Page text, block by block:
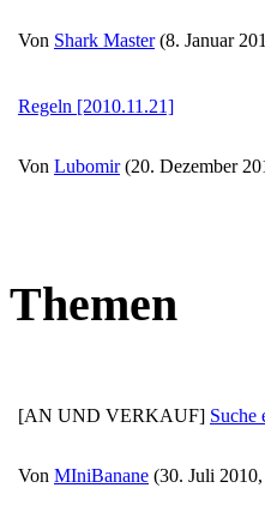
Von Shark Master(8. Januar
Regeln [2010.11.21]
Von Lubomir(20. Dezember
Themen
[AN UND VERKAUF] Suche
Von MIniBanane (30. Juli